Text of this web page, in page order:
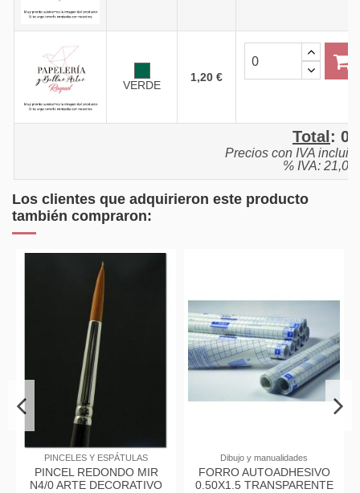
VERDE
1,20 €
Total :
Precios con IVA
% IVA:
Los clientes que adquirieron este producto
también compraron:
Escribir y corregir
SACAPUNTAS METALICO
UN AGUJERO
PINTURA
FABRICOLOR